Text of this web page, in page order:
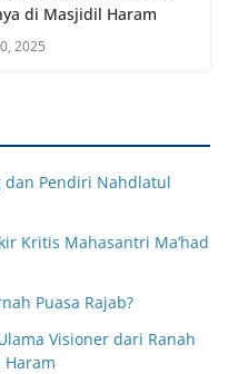
di Masjidil Haram
2025
dan Pendiri Nahdlatul
Kritis Mahasantri Ma’had
Puasa Rajab?
Visioner dari Ranah